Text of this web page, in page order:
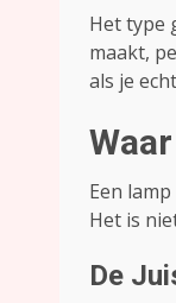
Het type
maakt,
als je
Een
Het is
De